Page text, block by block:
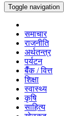
Toggle navigation
समाचार
राजनीति
अर्थतन्त्र
पर्यटन
बैँक / वित्त
शिक्षा
स्वास्थ्य
कृषि
साहित्य